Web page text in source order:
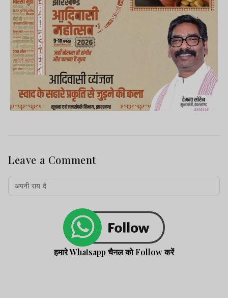
Leave a Comment
हमारे Whatsapp चैनल को Follow करें